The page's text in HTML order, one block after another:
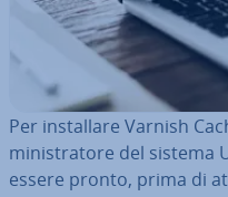
Per in­stal­la­re Varnish
mi­ni­stra­to­re del sistema
essere pronto, prima di